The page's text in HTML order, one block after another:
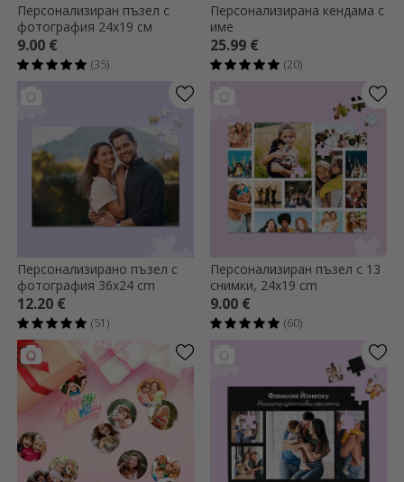
Персонализиран пъзел с
фотография 24x19 см
9.00 €
(35)
Персонализирана кендама с
име
25.99 €
(20)
Персонализирано пъзел с
фотография 36x24 cm
12.20 €
(51)
Персонализиран пъзел с 13
снимки, 24x19 cm
9.00 €
(60)